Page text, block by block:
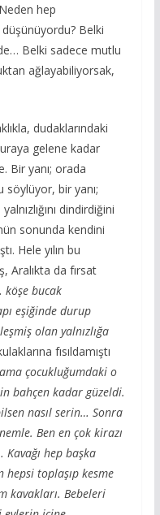
hep
Belki
Belki sadece mutlu
ağlayabiliyorsak,
dudaklarındaki
gelene kadar
Bir yanı; orada
söylüyor, bir yanı;
dindirdiğini
sonunda kendini
Hele yılın bu
Aralıkta da fırsat
köşe bucak
eşiğinde durup
olan yalnızlığa
fısıldamıştı
çocukluğumdaki o
bahçen kadar güzeldi.
nasıl serin… Sonra
Ben en çok kirazı
hep başka
toplaşıp kesme
kavakları. Bebeleri